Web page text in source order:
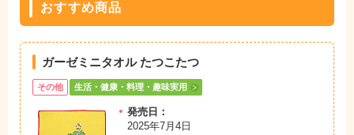
おすすめ商品
ガーゼミニタオル たつこたつ
その他 生活・健康・料理・趣味実用
発売日：
2025年7月4日